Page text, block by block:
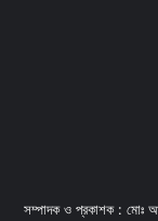
সম্পাদক ও প্রকাশক : মোঃ